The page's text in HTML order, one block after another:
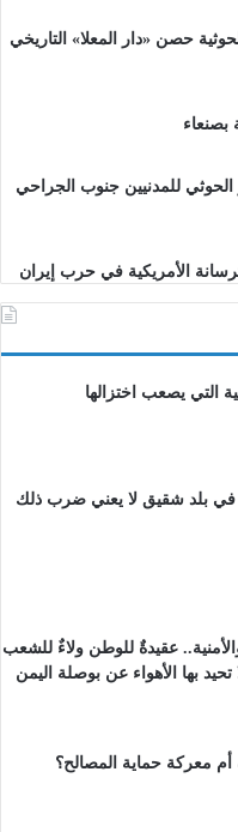
حصن «دار المعلا» التاريخي
للمدنيين جنوب الجراحي
الأمريكية في حرب إيران
التي يصعب اختزالها
بلد شقيق لا يعني ضرب ذلك
عقيدةٌ للوطن ولاءٌ للشعب
تحيد بها الأهواء عن بوصلة اليمن
أم معركة حماية المصالح؟